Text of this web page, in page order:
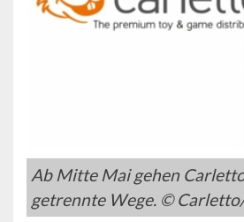
Ab Mitte Mai gehen
getrennte Wege. ©